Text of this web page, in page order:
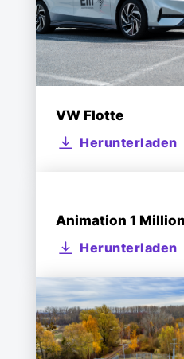
VW Flotte
Herunterladen
Animation 1
Herunterladen